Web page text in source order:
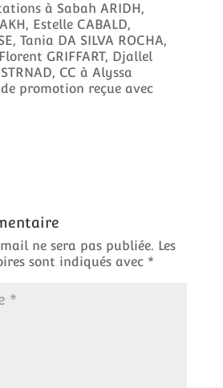
à Sabah ARIDH,
Estelle CABALD,
Tania DA SILVA ROCHA,
GRIFFART, Djallel
CC à Alyssa
promotion reçue avec
ne sera pas publiée. Les
sont indiqués avec *